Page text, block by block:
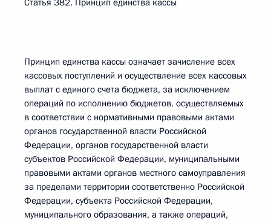
Статья 382. Принцип единства кассы
Принцип единства кассы означает зачисление всех
кассовых поступлений и осуществление всех кассовых
выплат с единого счета бюджета, за исключением
операций по исполнению бюджетов, осуществляемых
в соответствии с нормативными правовыми актами
органов государственной власти Российской
Федерации, органов государственной власти
субъектов Российской Федерации, муниципальными
правовыми актами органов местного самоуправления
за пределами территории соответственно Российской
Федерации, субъекта Российской Федерации,
муниципального образования, а также операций,